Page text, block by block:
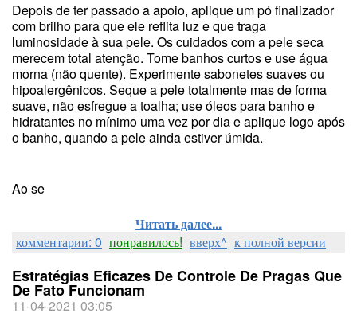
Depois de ter passado a apoio, aplique um pó finalizador
com brilho para que ele reflita luz e que traga
luminosidade à sua pele. Os cuidados com a pele seca
merecem total atenção. Tome banhos curtos e use água
morna (não quente). Experimente sabonetes suaves ou
hipoalergênicos. Seque a pele totalmente mas de forma
suave, não esfregue a toalha; use óleos para banho e
hidratantes no mínimo uma vez por dia e aplique logo após
o banho, quando a pele ainda estiver úmida.
Ao se
Читать далее...
комментарии: 0 понравилось! вверх^ к полной версии
Estratégias Eficazes De Controle De Pragas Que
De Fato Funcionam
11-04-2021 03:05